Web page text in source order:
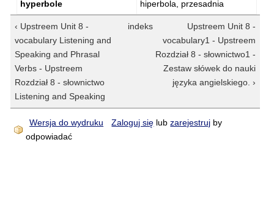
hyperbole hiperbola, przesadnia
‹ Upstreem Unit 8 -
vocabulary Listening and
Speaking and Phrasal
Verbs - Upstreem
Rozdział 8 - słownictwo
Listening and Speaking
indeks
Upstreem Unit 8 -
vocabulary1 - Upstreem
Rozdział 8 - słownictwo1 -
Zestaw słówek do nauki
języka angielskiego. ›
Wersja do wydruku Zaloguj się lubzarejestruj by
odpowiadać